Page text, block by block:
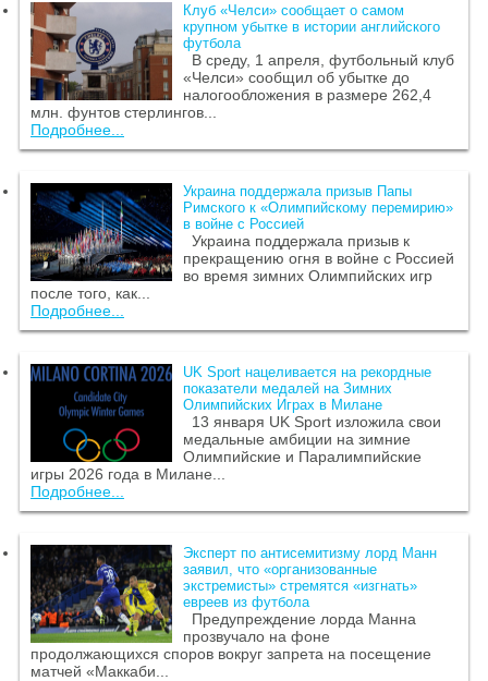
Клуб «Челси» сообщает о самом
крупном убытке в истории английского
футбола
В среду, 1 апреля, футбольный клуб
«Челси» сообщил об убытке до
налогообложения в размере 262,4
млн. фунтов стерлингов...
Подробнее...
Украина поддержала призыв Папы
Римского к «Олимпийскому перемирию»
в войне с Россией
Украина поддержала призыв к
прекращению огня в войне с Россией
во время зимних Олимпийских игр
после того, как...
Подробнее...
UK Sport нацеливается на рекордные
показатели медалей на Зимних
Олимпийских Играх в Милане
13 января UK Sport изложила свои
медальные амбиции на зимние
Олимпийские и Паралимпийские
игры 2026 года в Милане...
Подробнее...
Эксперт по антисемитизму лорд Манн
заявил, что «организованные
экстремисты» стремятся «изгнать»
евреев из футбола
Предупреждение лорда Манна
прозвучало на фоне
продолжающихся споров вокруг запрета на посещение
матчей «Маккаби...